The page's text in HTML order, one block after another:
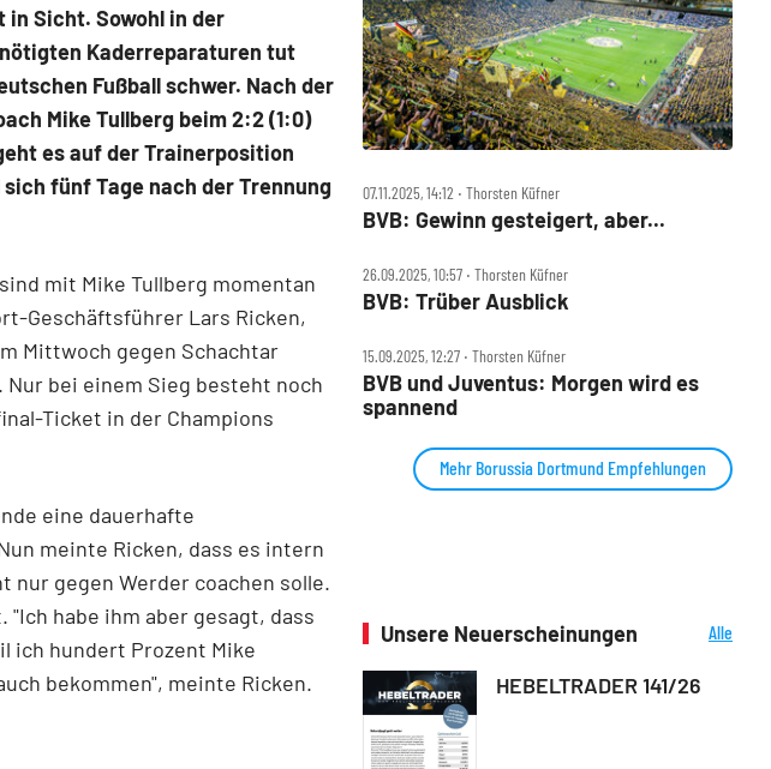
in Sicht. Sowohl in der
Kaderreparaturen tut
Fußball schwer. Nach der
Mike Tullberg beim 2:2 (1:0)
es auf der Trainerposition
fünf Tage nach der Trennung
mit Mike Tullberg momentan
Geschäftsführer Lars Ricken,
Mittwoch gegen Schachtar
bei einem Sieg besteht noch
Ticket in der Champions
eine dauerhafte
meinte Ricken, dass es intern
nur gegen Werder coachen solle.
habe ihm aber gesagt, dass
ich hundert Prozent Mike
bekommen", meinte Ricken.
07.11.2025, 14:12 ‧ Thorsten Küfner
BVB: Gewinn gesteigert, aber...
26.09.2025, 10:57 ‧ Thorsten Küfner
BVB: Trüber Ausblick
15.09.2025, 12:27 ‧ Thorsten Küfner
BVB und Juventus: Morgen wird es
spannend
Mehr Borussia Dortmund Empfehlungen
Unsere Neuerscheinungen
Alle
HEBELTRADER 141/26